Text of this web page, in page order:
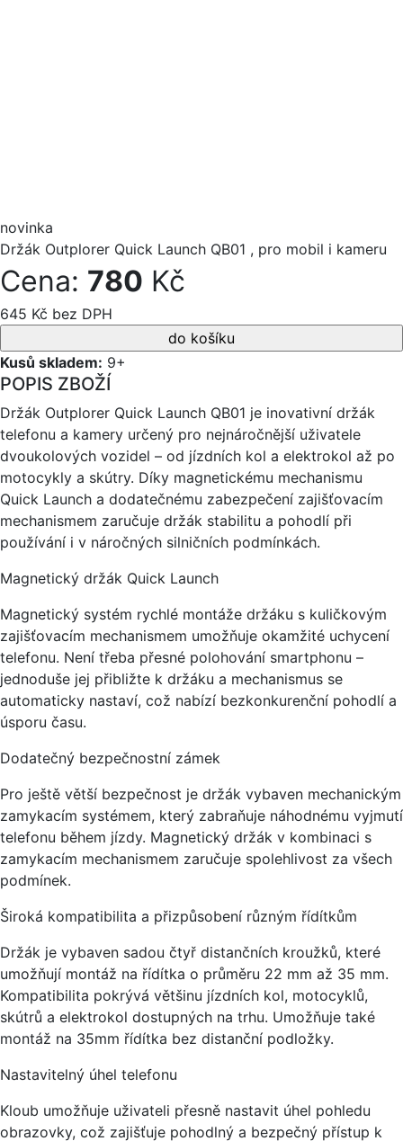
novinka
Držák Outplorer Quick Launch QB01 , pro mobil i kameru
Cena: 780 Kč
645 Kč bez DPH
Kusů skladem: 9+
POPIS ZBOŽÍ
Držák Outplorer Quick Launch QB01 je inovativní držák
telefonu a kamery určený pro nejnáročnější uživatele
dvoukolových vozidel – od jízdních kol a elektrokol až po
motocykly a skútry. Díky magnetickému mechanismu
Quick Launch a dodatečnému zabezpečení zajišťovacím
mechanismem zaručuje držák stabilitu a pohodlí při
používání i v náročných silničních podmínkách.
Magnetický držák Quick Launch
Magnetický systém rychlé montáže držáku s kuličkovým
zajišťovacím mechanismem umožňuje okamžité uchycení
telefonu. Není třeba přesné polohování smartphonu –
jednoduše jej přibližte k držáku a mechanismus se
automaticky nastaví, což nabízí bezkonkurenční pohodlí a
úsporu času.
Dodatečný bezpečnostní zámek
Pro ještě větší bezpečnost je držák vybaven mechanickým
zamykacím systémem, který zabraňuje náhodnému vyjmutí
telefonu během jízdy. Magnetický držák v kombinaci s
zamykacím mechanismem zaručuje spolehlivost za všech
podmínek.
Široká kompatibilita a přizpůsobení různým řídítkům
Držák je vybaven sadou čtyř distančních kroužků, které
umožňují montáž na řídítka o průměru 22 mm až 35 mm.
Kompatibilita pokrývá většinu jízdních kol, motocyklů,
skútrů a elektrokol dostupných na trhu. Umožňuje také
montáž na 35mm řídítka bez distanční podložky.
Nastavitelný úhel telefonu
Kloub umožňuje uživateli přesně nastavit úhel pohledu
obrazovky, což zajišťuje pohodlný a bezpečný přístup k